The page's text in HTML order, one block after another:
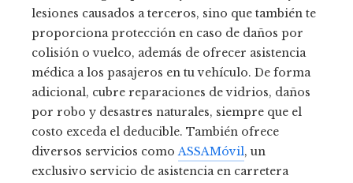
lesiones causados a terceros, sino que también te
proporciona protección en caso de daños por
colisión o vuelco, además de ofrecer asistencia
médica a los pasajeros en tu vehículo. De forma
adicional, cubre reparaciones de vidrios, daños
por robo y desastres naturales, siempre que el
costo exceda el deducible. También ofrece
diversos servicios comoASSAMóvil, un
exclusivo servicio de asistencia en carretera